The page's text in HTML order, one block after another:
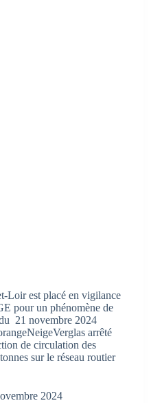
Loir est placé en vigilance
pour un phénomène de
21 novembre 2024
arrêté
de circulation des
sur le réseau routier
2024